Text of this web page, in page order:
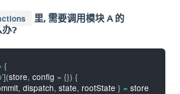
里, 需要调用模块 A 的
办?
{
](store, config = {}) {
, dispatch, state, rootState } = store